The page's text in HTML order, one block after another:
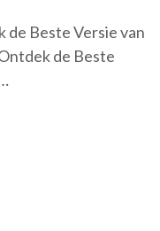
Beste Versie van
de Beste